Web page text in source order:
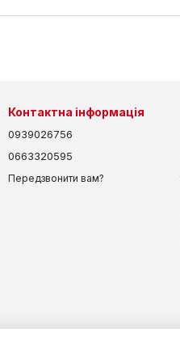
Контактна інформація
0939026756
0663320595
Передзвонити вам?